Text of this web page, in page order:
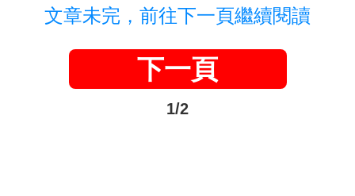
文章未完，前往下一頁繼續閱讀
下一頁
1/2